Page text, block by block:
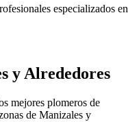
especializados en
y Alrededores
mejores plomeros de
de Manizales y